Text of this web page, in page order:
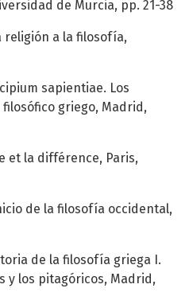
de Murcia, pp. 21-38
religión a la filosofía,
sapientiae. Los
griego, Madrid,
et la différence, Paris,
de la filosofía occidental,
de la filosofía griega I.
y los pitagóricos, Madrid,